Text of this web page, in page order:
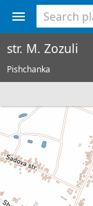
str. M. Zozuli
Pishchanka
<%